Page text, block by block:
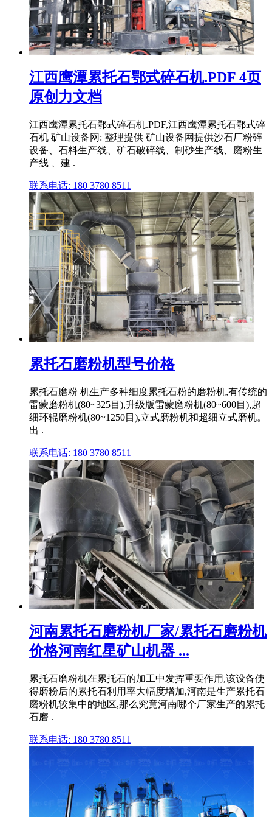
江西鹰潭累托石鄂式碎石机.PDF 4页
原创力文档
江西鹰潭累托石鄂式碎石机.PDF,江西鹰潭累托石鄂式碎
石机 矿山设备网: 整理提供 矿山设备网提供沙石厂粉碎
设备、石料生产线、矿石破碎线、制砂生产线、磨粉生
产线 、建 .
联系电话: 180 3780 8511
累托石磨粉机型号价格
累托石磨粉 机生产多种细度累托石粉的磨粉机,有传统的
雷蒙磨粉机(80~325目),升级版雷蒙磨粉机(80~600目),超
细环辊磨粉机(80~1250目),立式磨粉机和超细立式磨机。
出 .
联系电话: 180 3780 8511
河南累托石磨粉机厂家/累托石磨粉机
价格河南红星矿山机器 ...
累托石磨粉机在累托石的加工中发挥重要作用,该设备使
得磨粉后的累托石利用率大幅度增加,河南是生产累托石
磨粉机较集中的地区,那么究竟河南哪个厂家生产的累托
石磨 .
联系电话: 180 3780 8511